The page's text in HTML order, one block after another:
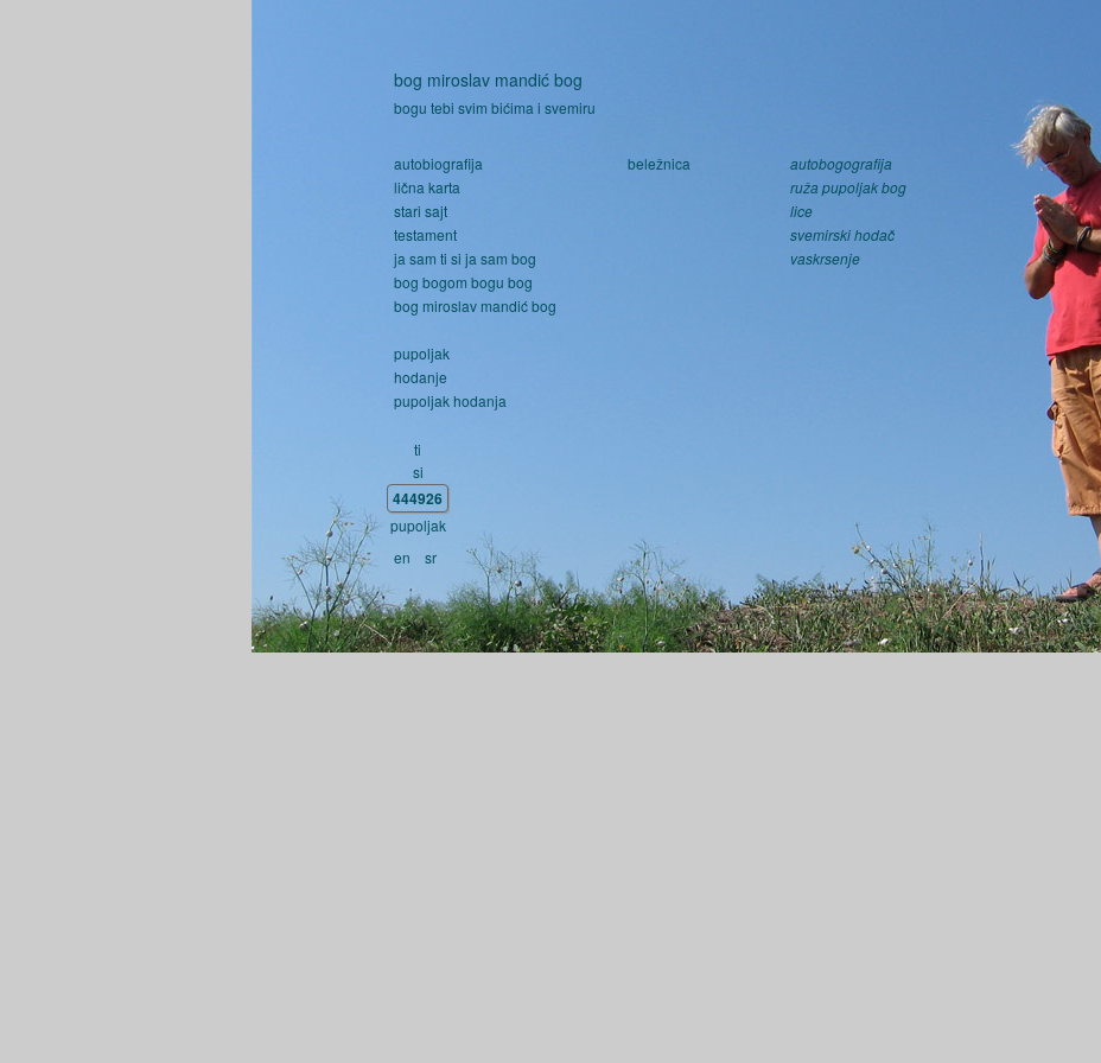
bog miroslav mandić bog
bogu tebi svim bićima i svemiru
autobiografija
lična karta
stari sajt
testament
ja sam ti si ja sam bog
bog bogom bogu bog
bog miroslav mandić bog
pupoljak
hodanje
pupoljak hodanja
beležnica
autobogografija
ruža pupoljak bog
lice
svemirski hodač
vaskrsenje
ti
si
444926
pupoljak
en
sr